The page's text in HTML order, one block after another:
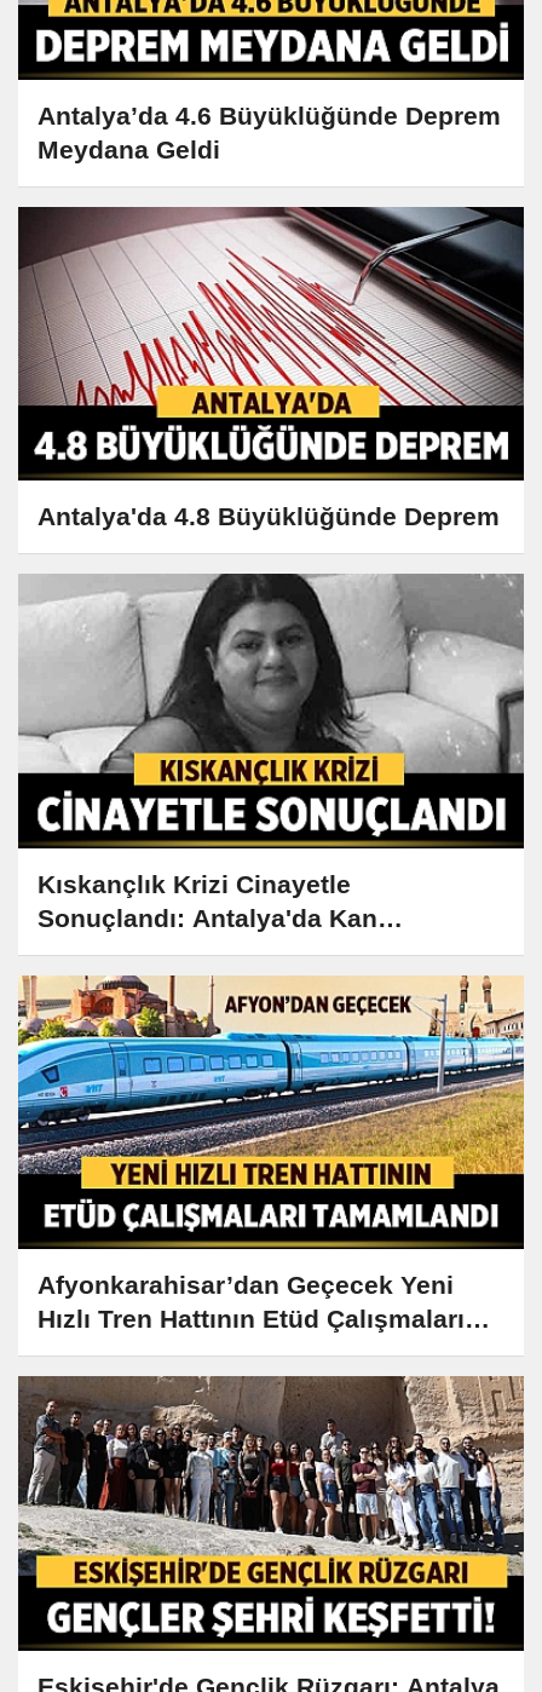
Antalya’da 4.6 Büyüklüğünde Deprem
Meydana Geldi
Antalya'da 4.8 Büyüklüğünde Deprem
Kıskançlık Krizi Cinayetle
Sonuçlandı: Antalya'da Kan
Donduran Olay!
Afyonkarahisar’dan Geçecek Yeni
Hızlı Tren Hattının Etüd Çalışmaları
Tamamlandı
Eskişehir'de Gençlik Rüzgarı: Antalya